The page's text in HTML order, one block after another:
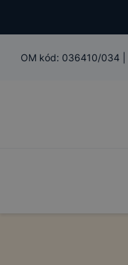
OM kód: 036410/034